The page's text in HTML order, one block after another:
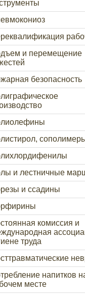
и перемещение
безопасность
и лестничные
и ссадины
комиссия и
труда
напитков
месте